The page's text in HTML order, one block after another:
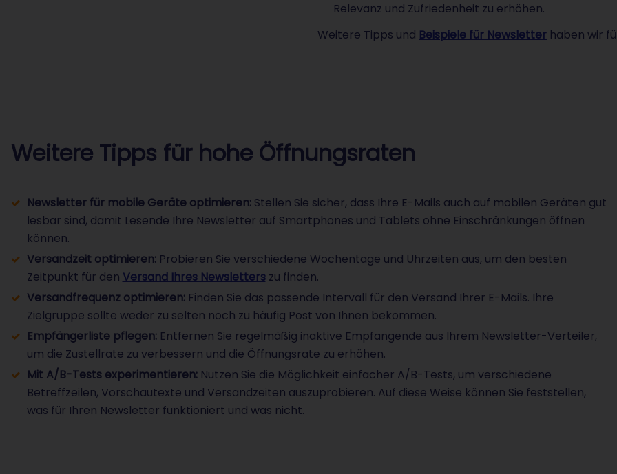
Relevanz und Zufriedenheit zu erhöhen.
Weitere Tipps und Beispiele für Newsletter haben wir
Weitere Tipps für hohe Öffnungsraten
Newsletter für mobile Geräte optimieren:Stellen Sie sicher, dass Ihre E-Mails auch auf mobilen Geräten gut
lesbar sind, damit Lesende Ihre Newsletter auf Smartphones und Tablets ohne Einschränkungen öffnen
können.
Versandzeit optimieren:Probieren Sie verschiedene Wochentage und Uhrzeiten aus, um den besten
Zeitpunkt für den Versand Ihres Newsletterszu finden.
Versandfrequenz optimieren:Finden Sie das passende Intervall für den Versand Ihrer E-Mails. Ihre
Zielgruppe sollte weder zu selten noch zu häufig Post von Ihnen bekommen.
Empfängerliste pflegen:Entfernen Sie regelmäßig inaktive Empfangende aus Ihrem Newsletter-Verteiler,
um die Zustellrate zu verbessern und die Öffnungsrate zu erhöhen.
Mit A/B-Tests experimentieren: Nutzen Sie die Möglichkeit einfacher A/B-Tests, um verschiedene
Betreffzeilen, Vorschautexte und Versandzeiten auszuprobieren. Auf diese Weise können Sie feststellen,
was für Ihren Newsletter funktioniert und was nicht.